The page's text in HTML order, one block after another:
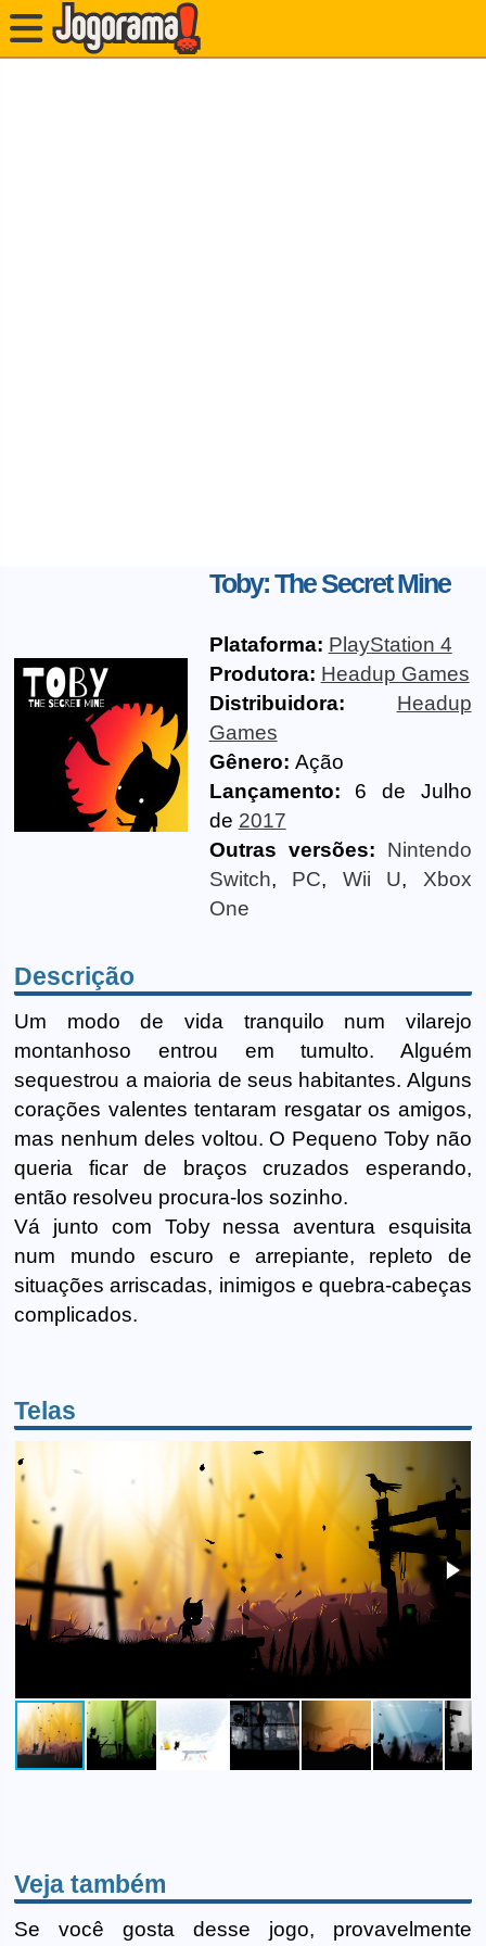
Toby: The Secret Mine
Plataforma: PlayStation 4
Produtora: Headup Games
Distribuidora:
Headup
Games
Gênero: Ação
Lançamento: 6 de Julho
de 2017
Outras versões:
Nintendo
Switch, PC, Wii U, Xbox
One
Descrição
Um modo de vida tranquilo num vilarejo
montanhoso entrou em tumulto. Alguém
sequestrou a maioria de seus habitantes. Alguns
corações valentes tentaram resgatar os amigos,
mas nenhum deles voltou. O Pequeno Toby não
queria ficar de braços cruzados esperando,
então resolveu procura-los sozinho.
Vá junto com Toby nessa aventura esquisita
num mundo escuro e arrepiante, repleto de
situações arriscadas, inimigos e quebra-cabeças
complicados.
Telas
Veja também
Se você gosta desse jogo, provavelmente